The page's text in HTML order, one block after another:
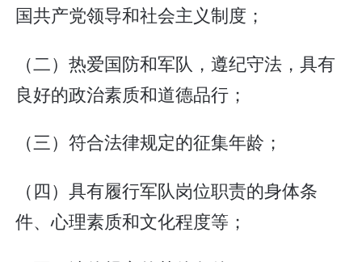
国共产党领导和社会主义制度；
（二）热爱国防和军队，遵纪守法，具有
良好的政治素质和道德品行；
（三）符合法律规定的征集年龄；
（四）具有履行军队岗位职责的身体条
件、心理素质和文化程度等；